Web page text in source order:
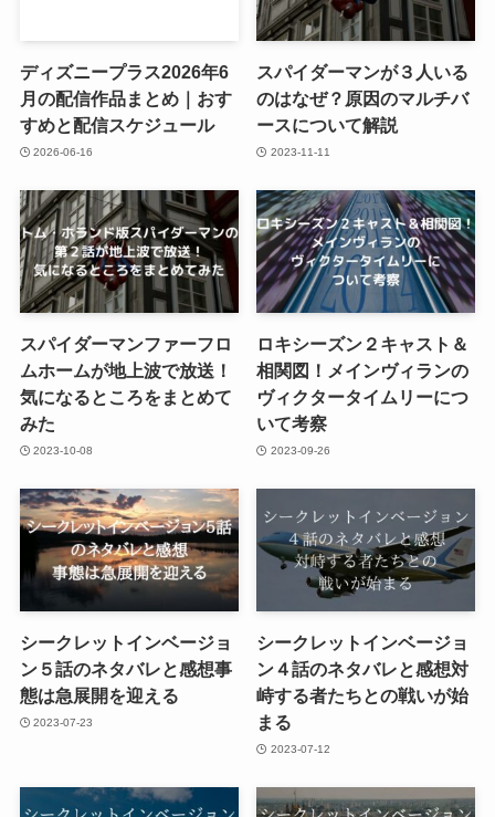
ディズニープラス2026年6
月の配信作品まとめ｜おす
すめと配信スケジュール
2026-06-16
スパイダーマンが３人いる
のはなぜ？原因のマルチバ
ースについて解説
2023-11-11
スパイダーマンファーフロ
ムホームが地上波で放送！
気になるところをまとめて
みた
2023-10-08
ロキシーズン２キャスト＆
相関図！メインヴィランの
ヴィクタータイムリーにつ
いて考察
2023-09-26
シークレットインベージョ
ン５話のネタバレと感想事
態は急展開を迎える
2023-07-23
シークレットインベージョ
ン４話のネタバレと感想対
峙する者たちとの戦いが始
まる
2023-07-12